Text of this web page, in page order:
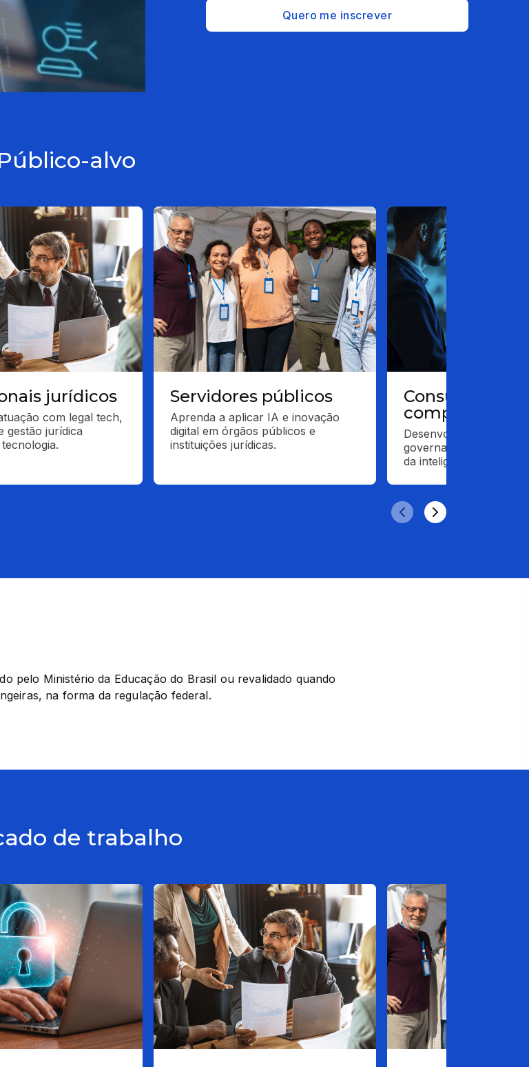
Quero me inscrever
alvo
jurídicos
com legal tech,
gestão jurídica
Servidores públicos
Aprenda a aplicar IA e inovação
digital em órgãos públicos e
instituições jurídicas.
Consultores de
compliance
Desenvolva
governança
da inteligência artificial.
pelo Ministério da Educação do Brasil ou revalidado quando
na forma da regulação federal.
de trabalho